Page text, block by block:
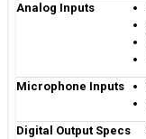
Analog Inputs
Microphone Inputs
Digital Output Specs